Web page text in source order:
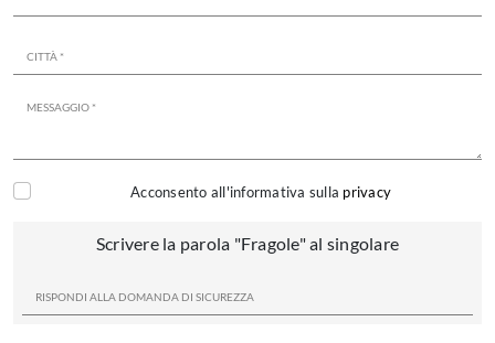
Acconsento all'informativa sulla privacy
Scrivere la parola "Fragole" al singolare